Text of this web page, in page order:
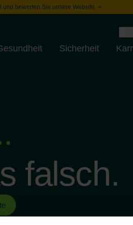
und bewerten Sie unsere Website.
Sicherheit
falsch.